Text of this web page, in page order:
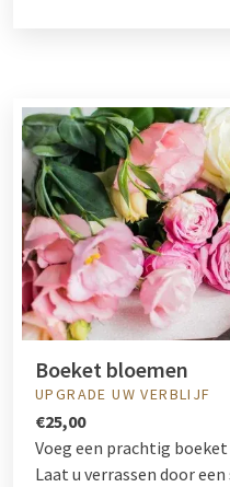
Boeket bloemen
UPGRADE UW VERBLIJF
€25,00
Voeg een prachtig
Laat u verrassen door